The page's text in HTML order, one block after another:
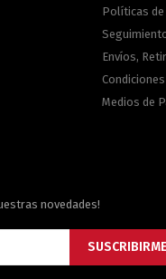
Políticas de
Envíos,
Medios de
novedades!
SUSCRIBIRME